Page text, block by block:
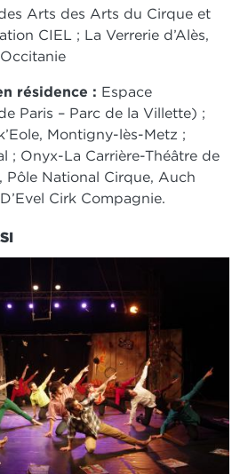
Arts des Arts du Cirque et
CIEL ; La Verrerie d’Alès,
résidence : Espace
Paris – Parc de la Villette) ;
Montigny-lès-Metz ;
; Onyx-La Carrière-Théâtre de
Pôle National Cirque, Auch
Cirk Compagnie.